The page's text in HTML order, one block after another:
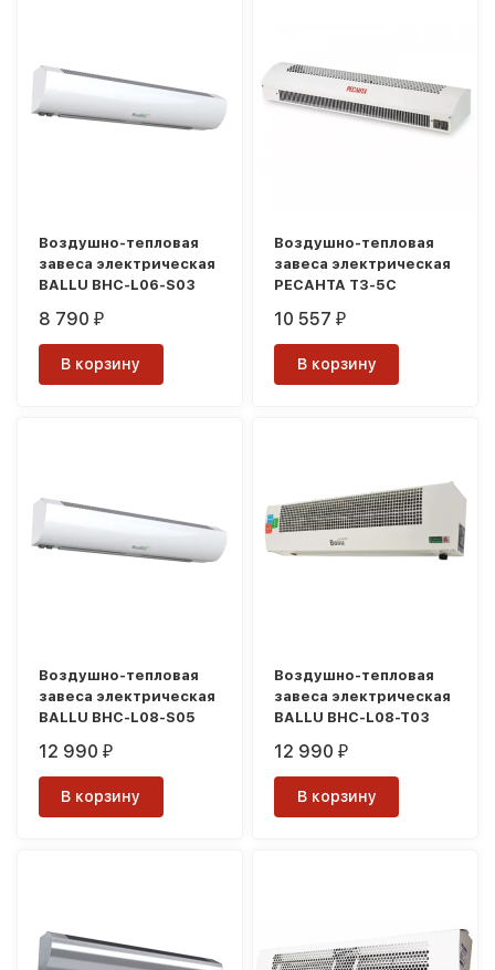
Воздушно-тепловая
завеса электрическая
BALLU BHC-L06-S03
8 790₽
В корзину
Воздушно-тепловая
завеса электрическая
РЕСАНТА ТЗ-5С
10 557₽
В корзину
Воздушно-тепловая
завеса электрическая
BALLU BHC-L08-S05
12 990₽
В корзину
Воздушно-тепловая
завеса электрическая
BALLU BHC-L08-T03
12 990₽
В корзину